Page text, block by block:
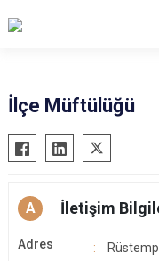
Akyazı
Ferizli
Geyve
Hendek
Karapürçek
İlçe Müftülüğü
A İletişim
Adres